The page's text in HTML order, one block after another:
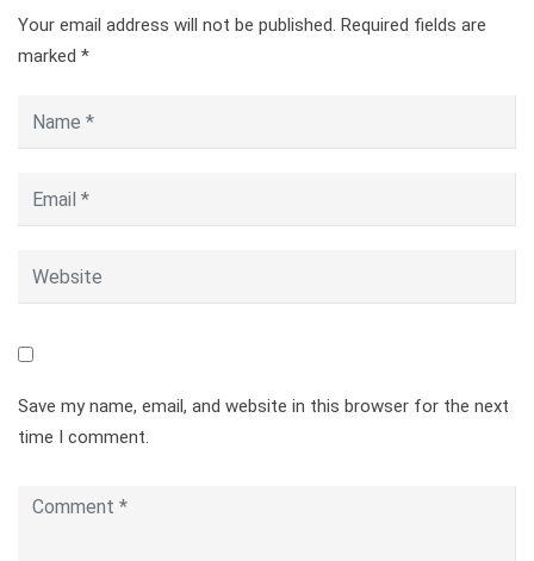
Your email address will not be published. Required fields are
marked *
Save my name, email, and website in this browser for the next
time I comment.